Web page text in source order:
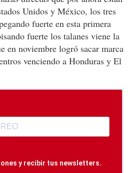
Unidos y México, los tres
fuerte en esta primera
fuerte los talanes viene la
en noviembre logró sacar marca
venciendo a Honduras y El
y recibir tus newsletters.